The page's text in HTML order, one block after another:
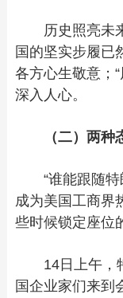
历史照亮未来
国的坚实步履已
各方心生敬意；
深入人心。
（二）两
“谁能跟随特
成为美国工商界
些时候锁定座位
14日上午，特
国企业家们来到